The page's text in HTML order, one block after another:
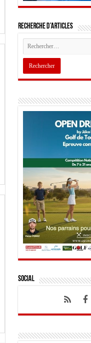
Recherche d’articles
Social